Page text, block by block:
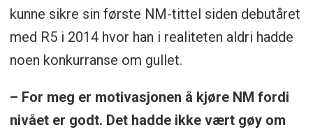
kunne sikre sin første NM-tittel siden debutåret
med R5 i 2014 hvor han i realiteten aldri hadde
noen konkurranse om gullet.
– For meg er motivasjonen å kjøre NM fordi
nivået er godt. Det hadde ikke vært gøy om